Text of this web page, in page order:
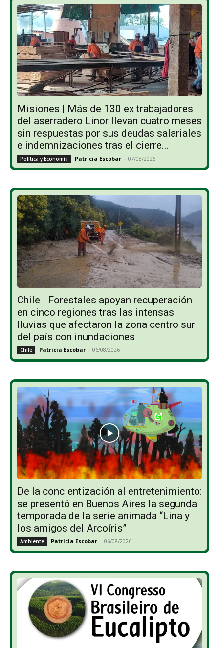
Misiones | Más de 130 ex trabajadores
del aserradero Linor llevan cuatro meses
sin respuestas por sus deudas salariales
e indemnizaciones tras el cierre...
Política y Economía Patricia Escobar - 07/08/2026
Chile | Forestales apoyan recuperación
en cinco regiones tras las intensas
lluvias que afectaron la zona centro sur
del país con inundaciones
Chile Patricia Escobar - 06/08/2026
De la concientización al entretenimiento:
se presentó en Buenos Aires la segunda
temporada de la serie animada “Lina y
los amigos del Arcoíris”
Ambiente Patricia Escobar - 06/08/2026